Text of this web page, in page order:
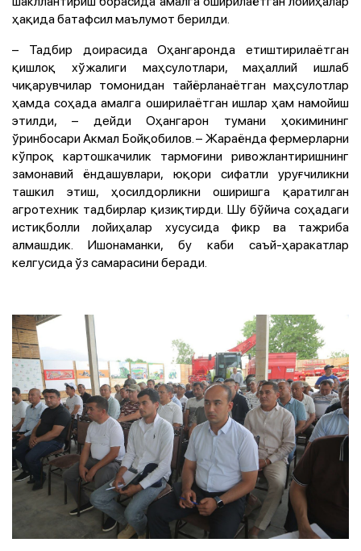
ҳақида батафсил маълумот берилди.
– Тадбир доирасида Оҳангаронда етиштирилаётган
қишлоқ хўжалиги маҳсулотлари, маҳаллий ишлаб
чиқарувчилар томонидан тайёрланаётган маҳсулотлар
ҳамда соҳада амалга оширилаётган ишлар ҳам намойиш
этилди, – дейди Оҳангарон тумани ҳокимининг
ўринбосари Акмал Бойқобилов. – Жараёнда фермерларни
кўпроқ картошкачилик тармоғини ривожлантиришнинг
замонавий ёндашувлари, юқори сифатли уруғчиликни
ташкил этиш, ҳосилдорликни оширишга қаратилган
агротехник тадбирлар қизиқтирди. Шу бўйича соҳадаги
истиқболли лойиҳалар хусусида фикр ва тажриба
алмашдик. Ишонаманки, бу каби саъй-ҳаракатлар
келгусида ўз самарасини беради.